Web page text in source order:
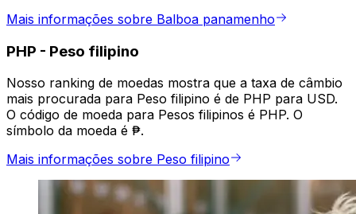
Mais informações sobre Balboa panamenho
PHP - Peso filipino
Nosso ranking de moedas mostra que a taxa de câmbio
mais procurada para Peso filipino é de PHP para USD.
O código de moeda para Pesos filipinos é PHP. O
símbolo da moeda é ₱.
Mais informações sobre Peso filipino